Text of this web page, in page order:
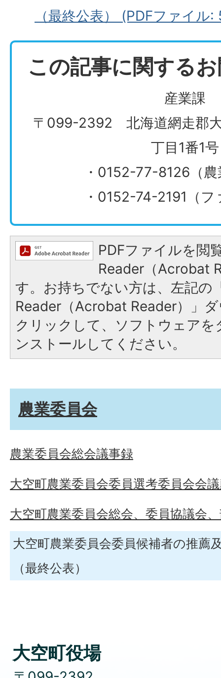
（最終公表） (PDFファイル:
この記事に関する
産業課
〒099-2392 北海道網走郡
丁目1番1号
・0152-77-8126（農
・0152-74-2191（
PDFファイルを閲
Reader（Acrobat
す。お持ちでない方は、左記の
Reader（Acrobat Reader）」
クリックして、ソフトウェア
ンストールしてください。
農業委員会
農業委員会総会議事録
大空町農業委員会委員選考委員会会
大空町農業委員会総会、委員協議会
大空町農業委員会委員候補者の推薦
（最終公表）
大空町役場